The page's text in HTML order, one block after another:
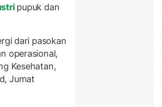
pupuk dan
dari pasokan
operasional,
Kesehatan,
Jumat